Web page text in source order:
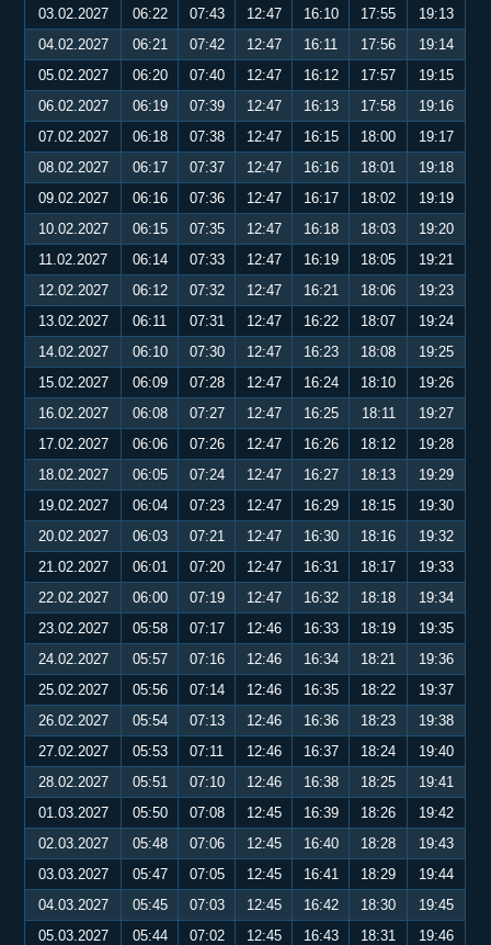
03.02.2027
06:22 07:43 12:47 16:10 17:55
19:13
04.02.2027
06:21 07:42 12:47 16:11 17:56
19:14
05.02.2027
06:20 07:40 12:47 16:12 17:57
19:15
06.02.2027
06:19 07:39 12:47 16:13 17:58
19:16
07.02.2027
06:18 07:38 12:47 16:15 18:00
19:17
08.02.2027
06:17 07:37 12:47 16:16 18:01
19:18
09.02.2027
06:16 07:36 12:47 16:17 18:02
19:19
10.02.2027
06:15 07:35 12:47 16:18 18:03
19:20
11.02.2027
06:14 07:33 12:47 16:19 18:05
19:21
12.02.2027
06:12 07:32 12:47 16:21 18:06
19:23
13.02.2027
06:11 07:31 12:47 16:22 18:07
19:24
14.02.2027
06:10 07:30 12:47 16:23 18:08
19:25
15.02.2027
06:09 07:28 12:47 16:24 18:10
19:26
16.02.2027
06:08 07:27 12:47 16:25 18:11
19:27
17.02.2027
06:06 07:26 12:47 16:26 18:12
19:28
18.02.2027
06:05 07:24 12:47 16:27 18:13
19:29
19.02.2027
06:04 07:23 12:47 16:29 18:15
19:30
20.02.2027
06:03 07:21 12:47 16:30 18:16
19:32
21.02.2027
06:01 07:20 12:47 16:31 18:17
19:33
22.02.2027
06:00 07:19 12:47 16:32 18:18
19:34
23.02.2027
05:58 07:17 12:46 16:33 18:19
19:35
24.02.2027
05:57 07:16 12:46 16:34 18:21
19:36
25.02.2027
05:56 07:14 12:46 16:35 18:22
19:37
26.02.2027
05:54 07:13 12:46 16:36 18:23
19:38
27.02.2027
05:53 07:11 12:46 16:37 18:24
19:40
28.02.2027
05:51 07:10 12:46 16:38 18:25
19:41
01.03.2027
05:50 07:08 12:45 16:39 18:26
19:42
02.03.2027
05:48 07:06 12:45 16:40 18:28
19:43
03.03.2027
05:47 07:05 12:45 16:41 18:29
19:44
04.03.2027
05:45 07:03 12:45 16:42 18:30
19:45
05.03.2027
05:44 07:02 12:45 16:43 18:31
19:46